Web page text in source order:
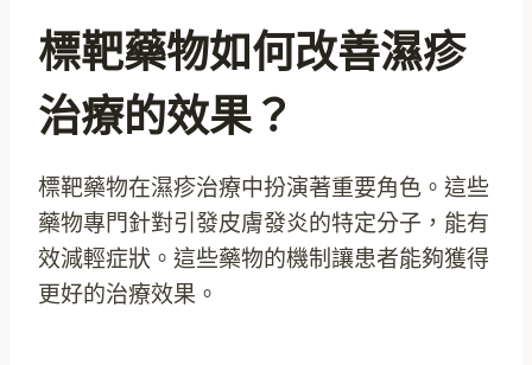
標靶藥物如何改善濕疹
治療的效果？
標靶藥物在濕疹治療中扮演著重要角色。這些
藥物專門針對引發皮膚發炎的特定分子，能有
效減輕症狀。這些藥物的機制讓患者能夠獲得
更好的治療效果。